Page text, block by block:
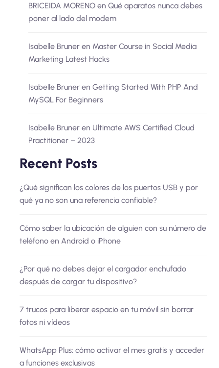
BRICEIDA MORENO en Qué aparatos nunca debes
poner al lado del modem
Isabelle Bruner en Master Course in Social Media
Marketing Latest Hacks
Isabelle Bruner en Getting Started With PHP And
MySQL For Beginners
Isabelle Bruner en Ultimate AWS Certified Cloud
Practitioner – 2023
Recent Posts
¿Qué significan los colores de los puertos USB y por
qué ya no son una referencia confiable?
Cómo saber la ubicación de alguien con su número de
teléfono en Android o iPhone
¿Por qué no debes dejar el cargador enchufado
después de cargar tu dispositivo?
7 trucos para liberar espacio en tu móvil sin borrar
fotos ni vídeos
WhatsApp Plus: cómo activar el mes gratis y acceder
a funciones exclusivas